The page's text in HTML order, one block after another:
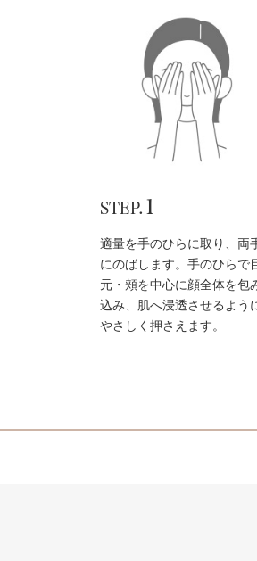
STEP. 1
適量を手のひらに取り、両
にのばします。手のひらで
元・頬を中心に顔全体を包
込み、肌へ浸透させるよう
やさしく押さえます。